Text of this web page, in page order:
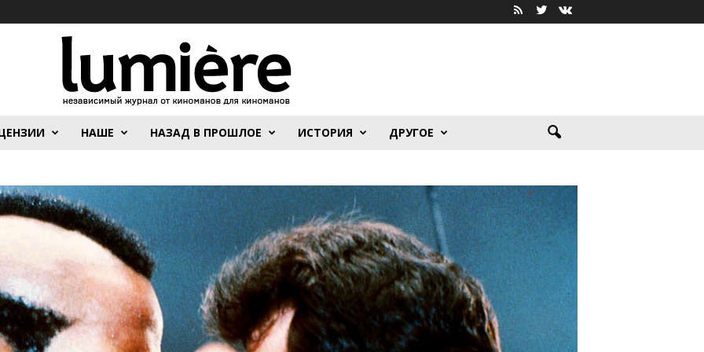
НАШЕ НАЗАД В ПРОШЛОЕ ИСТОРИЯ ДРУГОЕ